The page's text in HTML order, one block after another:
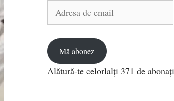
Adresa
Mă abonez
Alătură-te celorlalți 371 de